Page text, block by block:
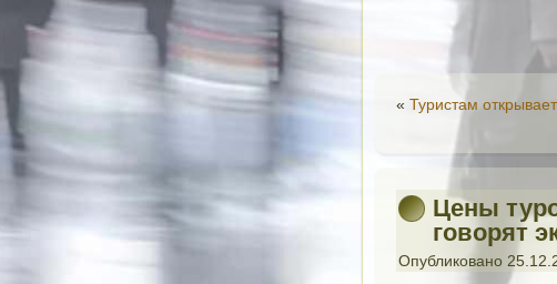
« Туристам
Цены
говорят
Опубликовано